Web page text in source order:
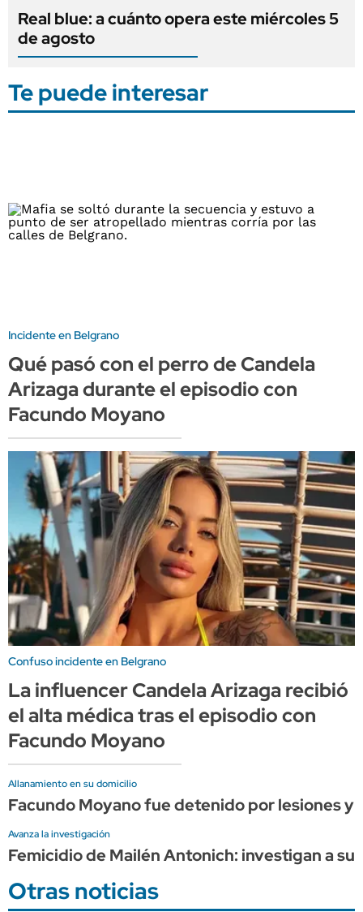
Real blue: a cuánto opera este miércoles 5
de agosto
Te puede interesar
Incidente en Belgrano
Qué pasó con el perro de Candela
Arizaga durante el episodio con
Facundo Moyano
Confuso incidente en Belgrano
La influencer Candela Arizaga recibió
el alta médica tras el episodio con
Facundo Moyano
Allanamiento en su domicilio
Facundo Moyano fue detenido por lesiones
Avanza la investigación
Femicidio de Mailén Antonich: investigan a
Otras noticias